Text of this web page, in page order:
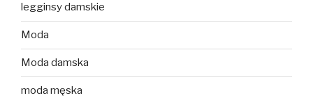
legginsy damskie
Moda
Moda damska
moda męska